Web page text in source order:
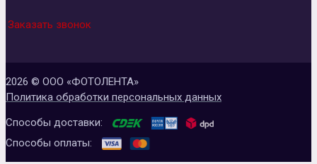
Заказать звонок
2026 © ООО «ФОТОЛЕНТА»
Политика обработки персональных данных
Способы доставки:
Способы оплаты: